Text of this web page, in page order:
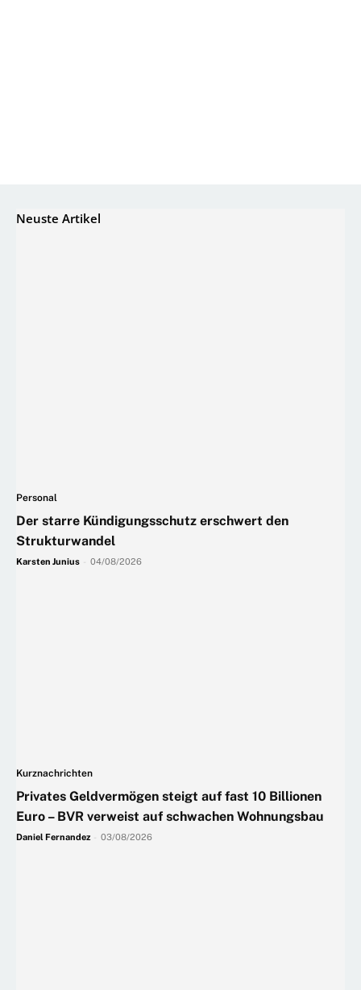
Neuste Artikel
Personal
Der starre Kündigungsschutz erschwert den
Strukturwandel
Karsten Junius 04/08/2026
Kurznachrichten
Privates Geldvermögen steigt auf fast 10 Billionen
Euro – BVR verweist auf schwachen Wohnungsbau
Daniel Fernandez 03/08/2026